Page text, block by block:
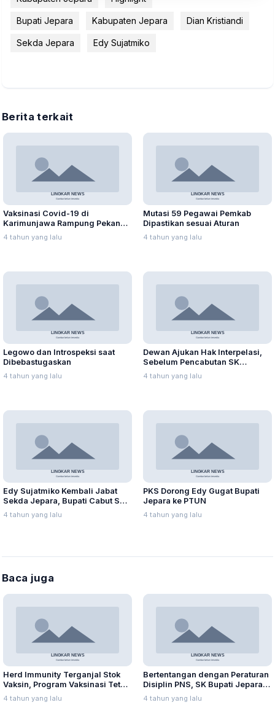
Bupati Jepara Kabupaten Jepara Dian Kristiandi
Sekda Jepara Edy Sujatmiko
Berita terkait
Vaksinasi Covid-19 di
Karimunjawa Rampung Pekan
Kedua September 2021
4 tahun yang lalu
Mutasi 59 Pegawai Pemkab
Dipastikan sesuai Aturan
4 tahun yang lalu
Legowo dan Introspeksi saat
Dibebastugaskan
4 tahun yang lalu
Dewan Ajukan Hak Interpelasi,
Sebelum Pencabutan SK
Pembebastugasan Sementara
Sekda Jepara
4 tahun yang lalu
Edy Sujatmiko Kembali Jabat
Sekda Jepara, Bupati Cabut SK
Pembebas Tugasan
4 tahun yang lalu
PKS Dorong Edy Gugat Bupati
Jepara ke PTUN
4 tahun yang lalu
Baca juga
Herd Immunity Terganjal Stok
Vaksin, Program Vaksinasi Tetap
Digencarkan
4 tahun yang lalu
Bertentangan dengan Peraturan
Disiplin PNS, SK Bupati Jepara
Cacat Hukum dan Bermasalah
4 tahun yang lalu